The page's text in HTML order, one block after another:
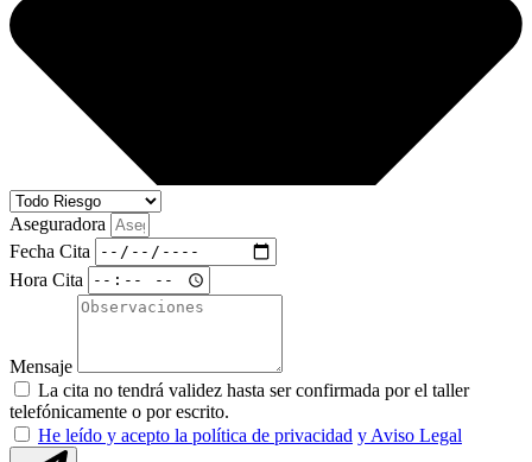
Aseguradora
Fecha Cita
Hora Cita
Mensaje
La cita no tendrá validez hasta ser confirmada por el taller
telefónicamente o por escrito.
He leído y acepto la política de privacidad y Aviso Legal